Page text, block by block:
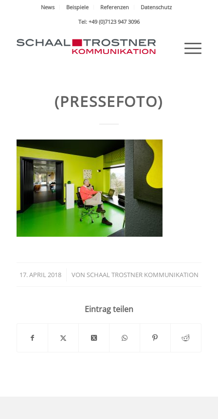
News Beispiele Referenzen
Datenschutz
Tel: +49 (0)7123 947 3096
(PRESSEFOTO)
17. APRIL 2018
/ VON SCHAAL TROSTNER KOMMUNIKATION
Eintrag teilen